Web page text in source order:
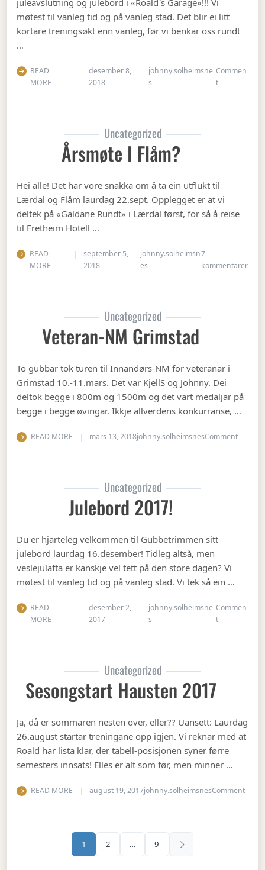
møtest til vanleg tid og på vanleg stad. Det blir ei litt
kortare treningsøkt enn vanleg, før vi benkar oss rundt
…
READ
MORE
desember 8,
2018
johnny.solheimsne
s
Commen
ton Julebordet
Uncategorized
Årsmøte I Flåm?
Hei alle! Det har vore snakka om å ta ein utflukt til
Lærdal og Flåm laurdag 22.sept. Opplegget er at vi
deltek på «Galdane Rundt» i Lærdal først, for så å reise
til Fretheim Hotell …
READ
MORE
september 5,
2018
johnny.solheimsn
es
7
kommentarertil
Uncategorized
Veteran-NM Grimstad
To gubbar tok turen til Innandørs-NM for veteranar i
Grimstad 10.-11.mars. Det var KjellS og Johnny. Dei
deltok begge i 800m og 1500m og det vart medaljar på
begge i begge øvingar. Ikkje allverdens konkurranse, …
READ MORE mars 13, 2018johnny.solheimsnesCommenton
Uncategorized
Julebord 2017!
Du er hjarteleg velkommen til Gubbetrimmen sitt
julebord laurdag 16.desember! Tidleg altså, men
veslejulafta er kanskje vel tett på den store dagen? Vi
møtest til vanleg tid og på vanleg stad. Vi tek så ein …
READ
MORE
desember 2,
2017
johnny.solheimsne
s
Commen
ton Julebord
Uncategorized
Sesongstart Hausten 2017
Ja, då er sommaren nesten over, eller?? Uansett: Laurdag
26.august startar treningane opp igjen. Vi reknar med at
Roald har lista klar, der tabell-posisjonen syner førre
semesters innsats! Elles er alt som før, men minner …
READ MORE august 19, 2017johnny.solheimsnesCommenton
Sidepaginering
1 2 … 9